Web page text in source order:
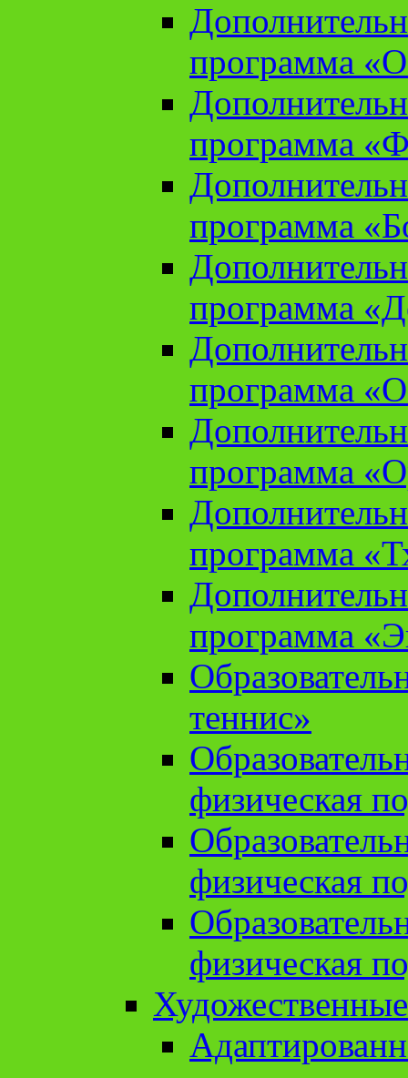
программа
программа
программа
программа
программа
программа
программа
программа
теннис»
физическая
физическая
физическая
Художественные